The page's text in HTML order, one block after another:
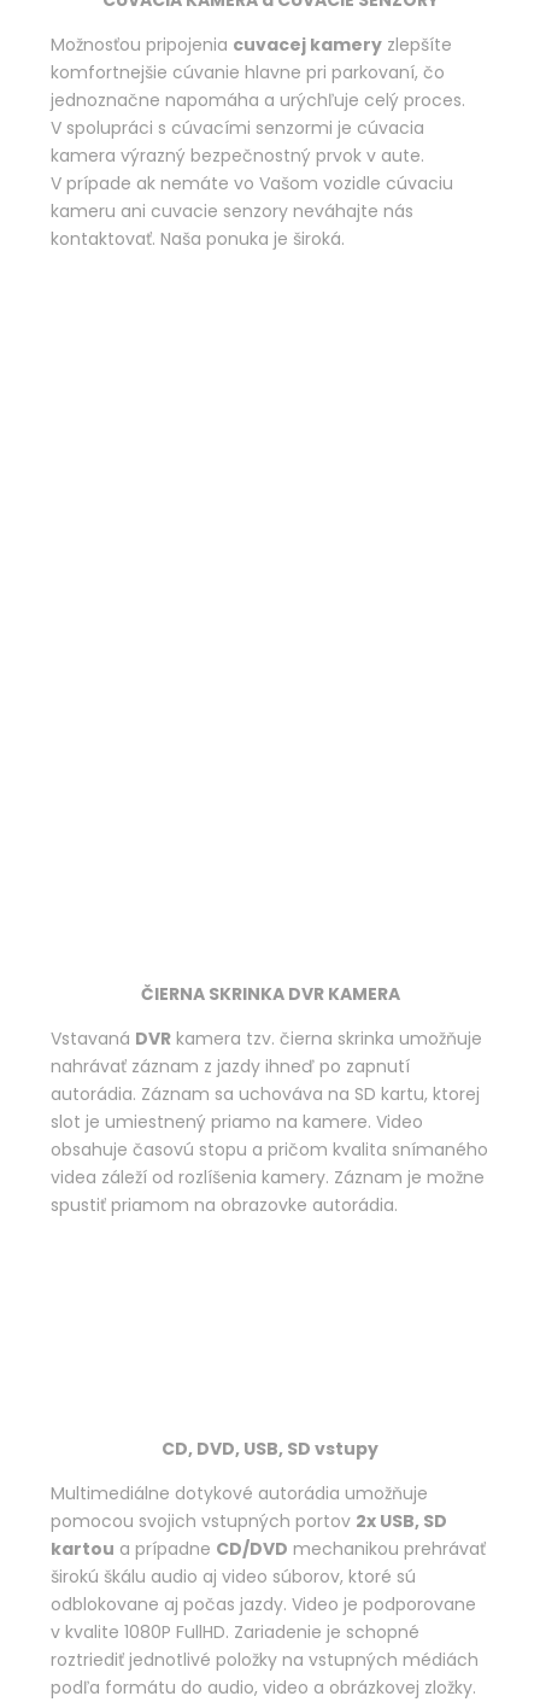
Možnosťou pripojenia cuvacej kamery zlepšíte
komfortnejšie cúvanie hlavne pri parkovaní, čo
jednoznačne napomáha a urýchľuje celý proces.
V spolupráci s cúvacími senzormi je cúvacia
kamera výrazný bezpečnostný prvok v aute.
V prípade ak nemáte vo Vašom vozidle cúvaciu
kameru ani cuvacie senzory neváhajte nás
kontaktovať. Naša ponuka je široká.
ČIERNA SKRINKA DVR KAMERA
Vstavaná DVR kamera tzv. čierna skrinka umožňuje
nahrávať záznam z jazdy ihneď po zapnutí
autorádia. Záznam sa uchováva na SD kartu, ktorej
slot je umiestnený priamo na kamere. Video
obsahuje časovú stopu a pričom kvalita snímaného
videa záleží od rozlíšenia kamery. Záznam je možne
spustiť priamom na obrazovke autorádia.
CD, DVD, USB, SD vstupy
Multimediálne dotykové autorádia umožňuje
pomocou svojich vstupných portov 2x USB, SD
kartou a prípadne CD/DVD mechanikou prehrávať
širokú škálu audio aj video súborov, ktoré sú
odblokovane aj počas jazdy. Video je podporovane
v kvalite 1080P FullHD. Zariadenie je schopné
roztriediť jednotlivé položky na vstupných médiách
podľa formátu do audio, video a obrázkovej zložky.